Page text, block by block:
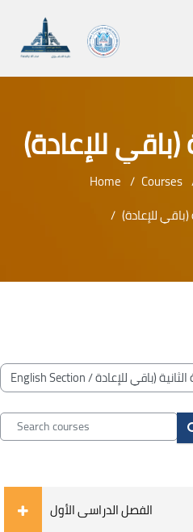
(باقي للإعادة)
Home Courses
(باقي للإعادة)
Blocks
Course categories
Search courses
الفصل الدراسى الأول